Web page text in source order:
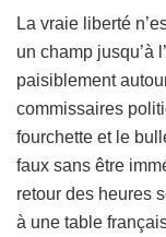
La vraie liberté
un champ jusqu’à
paisiblement
commissaires
fourchette et le
faux sans être
retour des heures
à une table